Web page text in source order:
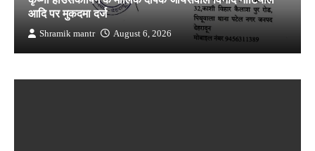
आदि पर मुकदमा दर्ज
Shramik mantr August 6, 2026